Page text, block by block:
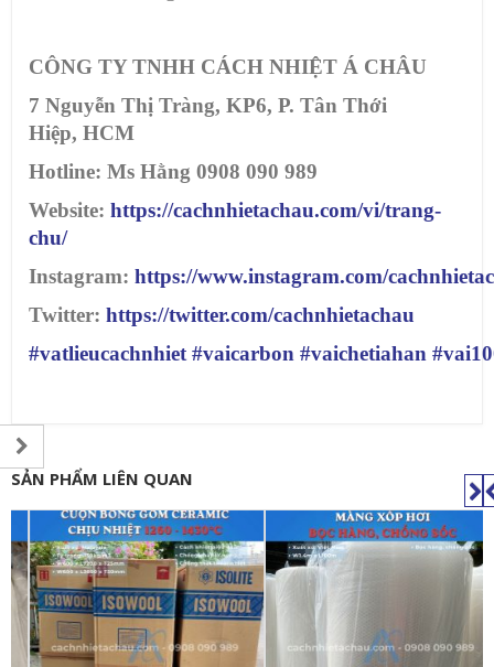
CÔNG TY TNHH CÁCH NHIỆT Á CHÂU
7 Nguyễn Thị Tràng, KP6, P. Tân Thới
Hiệp, HCM
Hotline: Ms Hằng 0908 090 989
Website: https://cachnhietachau.com/vi/trang-
chu/
Instagram: https://www.instagram.com/
Twitter: https://twitter.com/cachnhietachau
#vatlieucachnhiet #vaicarbon #vaichetiahan
SẢN PHẨM LIÊN QUAN